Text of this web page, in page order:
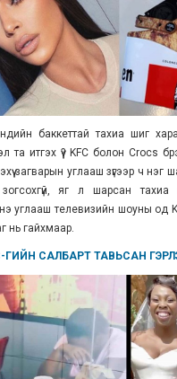
баккеттай тахиа шиг
та итгэх үү? KFC болон Crocs
загварын углааш зүгээр ч нэг
зогсохгүй, яг л шарсан
углааш телевизийн шоуны од
нь гайхмаар.
ГИЙН САЛБАРТ ТАВЬСАН